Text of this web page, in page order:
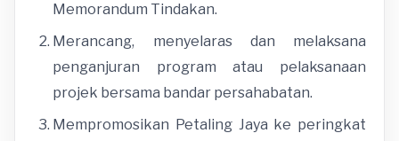
Memorandum Tindakan.
Merancang, menyelaras dan melaksana
penganjuran program atau pelaksanaan
projek bersama bandar persahabatan.
Mempromosikan Petaling Jaya ke peringkat